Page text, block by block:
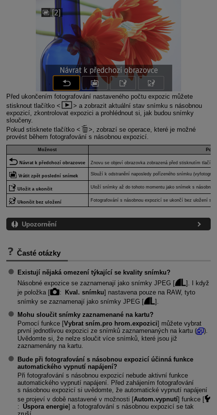
Před ukončením fotografování nastaveného počtu expozic můžete
stisknout tlačítko
a zobrazit aktuální stav snímku s násobnou
expozicí, zkontrolovat expozici a prohlédnout si, jak budou snímky
sloučeny.
Pokud stisknete tlačítko
, zobrazí se operace, které je možné
provést během fotografování s násobnou expozicí.
Možnost
Návrat k předchozí obrazovce Znovu se objeví obrazovka zobrazená před stisknutím
Vrátit zpět poslední snímek Slouží k odstranění naposledy pořízeného snímku
Uložit a ukončit Uloží snímky až do tohoto momentu jako snímek s
Ukončit bez uložení Fotografování s násobnou expozicí se ukončí bez uložení
Upozornění
Časté otázky
Existují nějaká omezení týkající se kvality snímku?
Násobné expozice se zaznamenají jako snímky JPEG [
]. I když
je položka [
: Kval. snímku] nastavena pouze na RAW, tyto
snímky se zaznamenají jako snímky JPEG [
].
Mohu sloučit snímky zaznamenané na kartu?
Pomocí funkce [Vybrat sním.pro hrom.expozici] můžete vybrat
první jednotlivou expozici ze snímků zaznamenaných na kartu (
).
Uvědomte si, že nelze sloučit více snímků, které jsou již
zaznamenány na kartu.
Bude při fotografování s násobnou expozicí účinná funkce
automatického vypnutí napájení?
Při fotografování s násobnou expozicí nebude aktivní funkce
automatického vypnutí napájení. Před zahájením fotografování
s násobnou expozicí si uvědomte, že automatické vypnutí napájení
se projeví v době nastavené v možnosti [Autom.vypnutí] funkce [
: Úspora energie] a fotografování s násobnou expozicí se tak